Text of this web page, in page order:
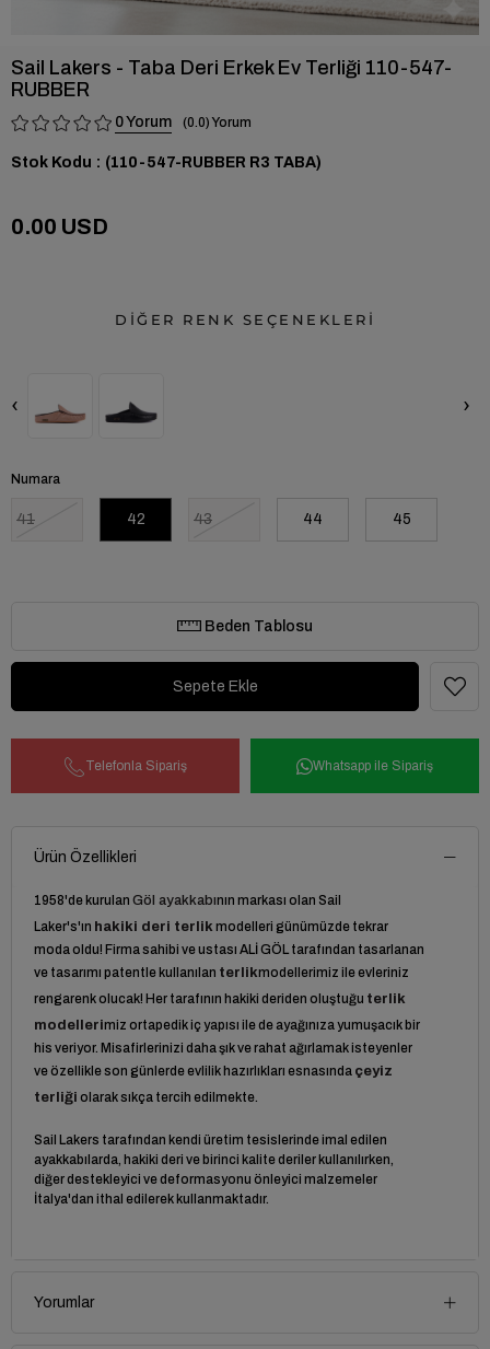
Sail Lakers - Taba Deri Erkek Ev Terliği 110-547-
RUBBER
0 0.0
Stok Kodu (110-547-RUBBER R3 TABA)
0.00 USD
DİĞER RENK SEÇENEKLERİ
‹ ›
Numara
41 42 43 44 45
Beden Tablosu
Telefonla Sipariş Whatsapp ile Sipariş
Ürün Özellikleri
1958'de kurulan Göl ayakkabının markası olan Sail
Laker's'ın hakiki deri terlik modelleri günümüzde tekrar
moda oldu! Firma sahibi ve ustası ALİ GÖL tarafından tasarlanan
ve tasarımı patentle kullanılan terlikmodellerimiz ile evleriniz
rengarenk olucak! Her tarafının hakiki deriden oluştuğu terlik
modellerimiz ortapedik iç yapısı ile de ayağınıza yumuşacık bir
his veriyor. Misafirlerinizi daha şık ve rahat ağırlamak isteyenler
ve özellikle son günlerde evlilik hazırlıkları esnasında çeyiz
terliği olarak sıkça tercih edilmekte.
Sail Lakers tarafından kendi üretim tesislerinde imal edilen
ayakkabılarda, hakiki deri ve birinci kalite deriler kullanılırken,
diğer destekleyici ve deformasyonu önleyici malzemeler
İtalya'dan ithal edilerek kullanmaktadır.
Yorumlar